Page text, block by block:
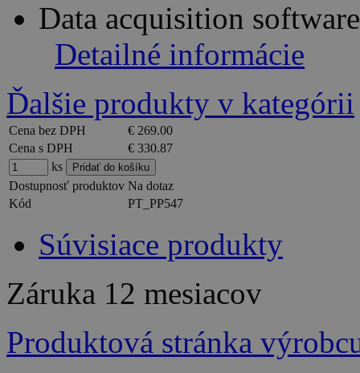
Data acquisition
Detailné informácie
Ďalšie produkty v kategórii
Cena bez DPH
€ 269.00
Cena s DPH
€ 330.87
ks
Dostupnosť produktov Na dotaz
Kód
PT_PP547
Súvisiace produkty
Záruka 12 mesiacov
Produktová stránka